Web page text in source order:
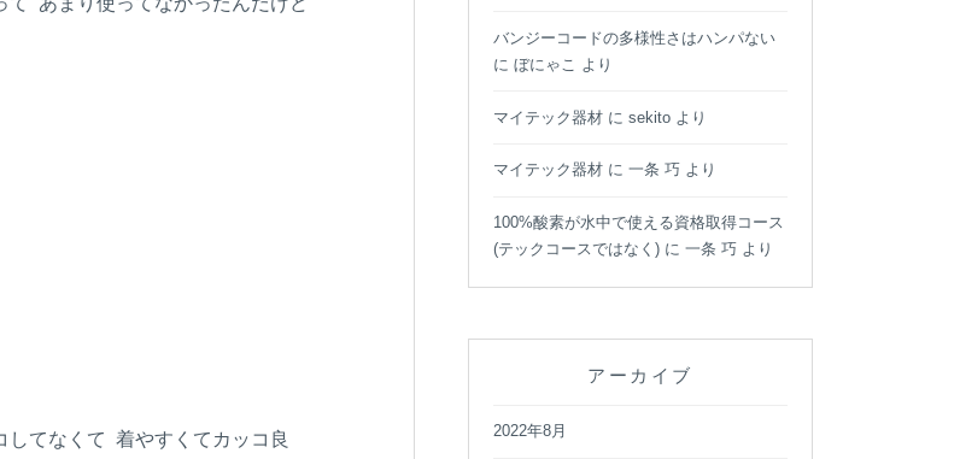
してなくて 着やすくてカッコ良
バンジーコードの多様性さはハンパない
に ぼにゃこ より
マイテック器材 に sekito より
マイテック器材 に 一条 巧 より
100%酸素が水中で使える資格取得コース
(テックコースではなく) に 一条 巧 より
アーカイブ
2022年8月